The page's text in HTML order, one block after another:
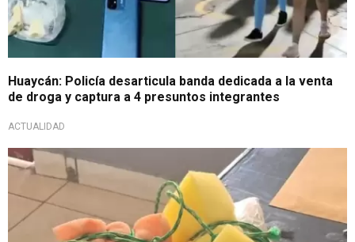
Huaycán: Policía desarticula banda dedicada a la venta
de droga y captura a 4 presuntos integrantes
ACTUALIDAD
Se desconoce a los autores